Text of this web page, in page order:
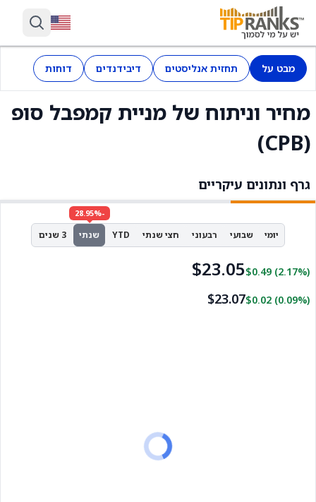
מבט על תחזית אנליסטים דיבידנדים דוחות
מחיר וניתוח של מניית קמפבל סופ
(CPB)
גרף ונתונים עיקריים
יומי שבועי רבעוני חצי שנתי YTD שנתי
-28.95%
3 שנים
$0.49 (2.17%)
$23.05
$0.02 (0.09%)
$23.07